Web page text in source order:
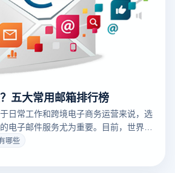
持匿名注册端到端加密，以安全和隐私保
人用户和企业使用。 这类邮箱在安全性
好，适合需要高度保密的客户。
五大常用邮箱排行榜
日常工作和跨境电子商务运营来说，选
电子邮件服务尤为重要。目前，世界上
供选择，在功能、存储空间和安全性方
括个人和企业客户在内的五个常用电子
哪些